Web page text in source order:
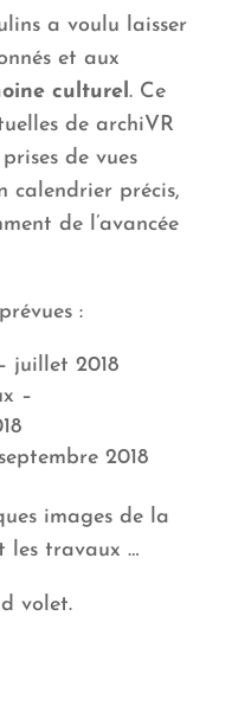
a voulu laisser
et aux
culturel. Ce
de archiVR
de vues
calendrier précis,
de l’avancée
:
juillet 2018
–
2018
images de la
les travaux …
volet.